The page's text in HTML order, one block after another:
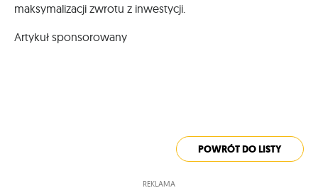
maksymalizacji zwrotu z inwestycji.
Artykuł sponsorowany
POWRÓT DO LISTY
REKLAMA